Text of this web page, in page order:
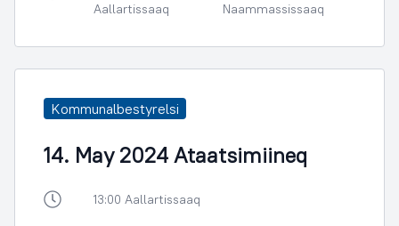
Aallartissaaq
Naammassissaaq
Kommunalbestyrelsi
14. May 2024 Ataatsimiineq
13:00 Aallartissaaq